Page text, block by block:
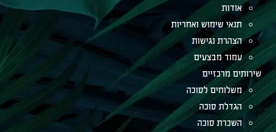
אודות
תנאי שימוש ואחריות
הצהרת נגישות
עמוד מבצעים
שירותים מרכזיים
משלוחים לסוכה
הגדלת סוכה
השכרת סוכה